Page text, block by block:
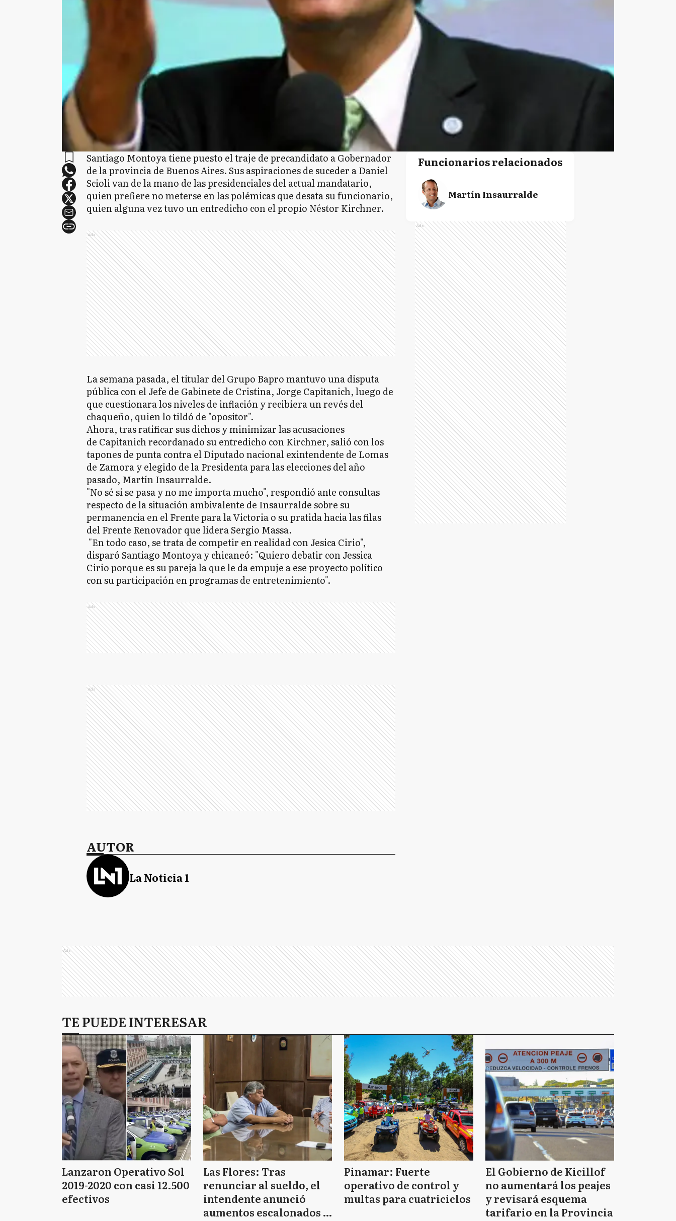
Santiago Montoya tiene puesto el traje de precandidato a Gobernador
de la provincia de Buenos Aires. Sus aspiraciones de suceder a Daniel
Scioli van de la mano de las presidenciales del actual mandatario,
quien prefiere no meterse en las polémicas que desata su funcionario,
quien alguna vez tuvo un entredicho con el propio Néstor Kirchner.
Ads
La semana pasada, el titular del Grupo Bapro mantuvo una disputa
pública con el Jefe de Gabinete de Cristina, Jorge Capitanich, luego de
que cuestionara los niveles de inflación y recibiera un revés del
chaqueño, quien lo tildó de "opositor".
Ahora, tras ratificar sus dichos y minimizar las acusaciones
de Capitanich recordanado su entredicho con Kirchner, salió con los
tapones de punta contra el Diputado nacional exintendente de Lomas
de Zamora y elegido de la Presidenta para las elecciones del año
pasado, Martín Insaurralde.
"No sé si se pasa y no me importa mucho", respondió ante consultas
respecto de la situación ambivalente de Insaurralde sobre su
permanencia en el Frente para la Victoria o su pratida hacia las filas
del Frente Renovador que lidera Sergio Massa.
"En todo caso, se trata de competir en realidad con Jesica Cirio",
disparó Santiago Montoya y chicaneó: "Quiero debatir con Jessica
Cirio porque es su pareja la que le da empuje a ese proyecto político
con su participación en programas de entretenimiento".
Ads
Ads
AUTOR
La Noticia 1
Funcionarios relacionados
Martín Insaurralde
Ads
Ads
TE PUEDE INTERESAR
Lanzaron Operativo Sol
2019-2020 con casi 12.500
efectivos
Las Flores: Tras
renunciar al sueldo, el
intendente anunció
aumentos escalonados y
Pinamar: Fuerte
operativo de control y
multas para cuatriciclos
El Gobierno de Kicillof
no aumentará los peajes
y revisará esquema
tarifario en la Provincia